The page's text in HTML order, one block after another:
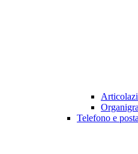
Telefono e